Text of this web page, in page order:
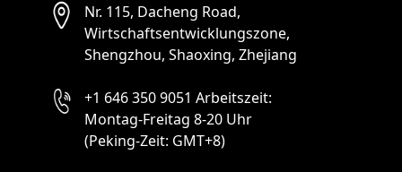
Nr. 115, Dacheng Road,
Wirtschaftsentwicklungszone,
Shengzhou, Shaoxing, Zhejiang
+1 646 350 9051 Arbeitszeit:
Montag-Freitag 8-20 Uhr
(Peking-Zeit: GMT+8)